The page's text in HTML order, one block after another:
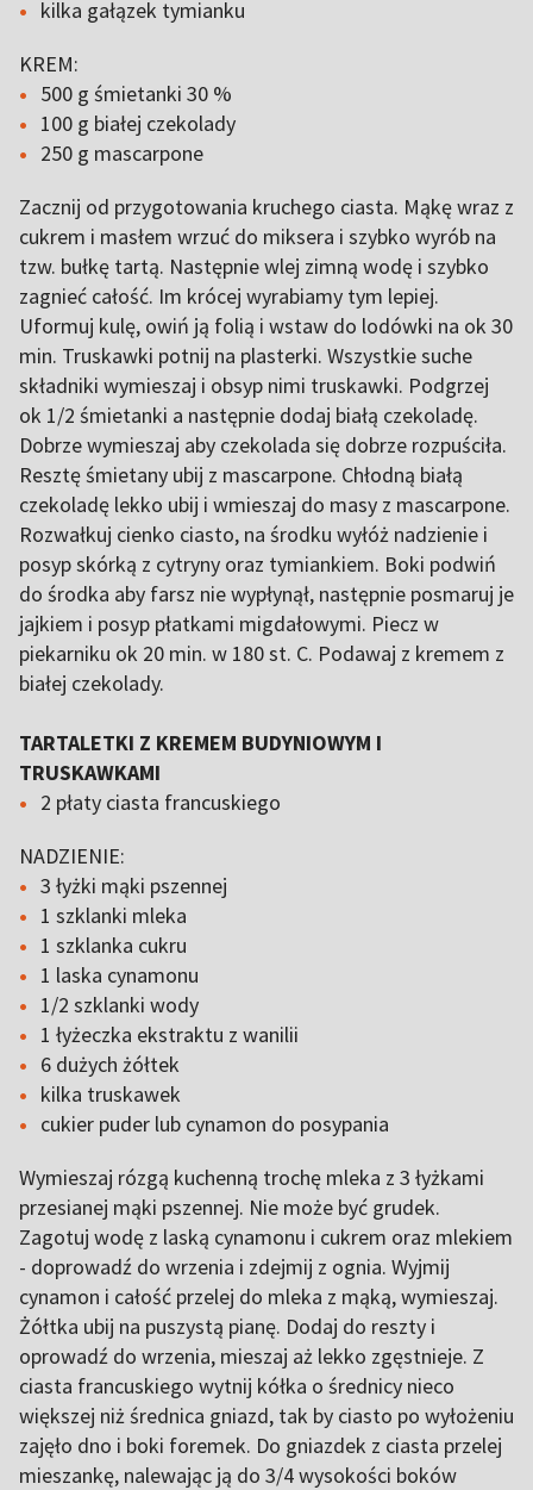
kilka gałązek tymianku
KREM:
500 g śmietanki 30 %
100 g białej czekolady
250 g mascarpone
Zacznij od przygotowania kruchego ciasta. Mąkę wraz z
cukrem i masłem wrzuć do miksera i szybko wyrób na
tzw. bułkę tartą. Następnie wlej zimną wodę i szybko
zagnieć całość. Im krócej wyrabiamy tym lepiej.
Uformuj kulę, owiń ją folią i wstaw do lodówki na ok 30
min. Truskawki potnij na plasterki. Wszystkie suche
składniki wymieszaj i obsyp nimi truskawki. Podgrzej
ok 1/2 śmietanki a następnie dodaj białą czekoladę.
Dobrze wymieszaj aby czekolada się dobrze rozpuściła.
Resztę śmietany ubij z mascarpone. Chłodną białą
czekoladę lekko ubij i wmieszaj do masy z mascarpone.
Rozwałkuj cienko ciasto, na środku wyłóż nadzienie i
posyp skórką z cytryny oraz tymiankiem. Boki podwiń
do środka aby farsz nie wypłynął, następnie posmaruj je
jajkiem i posyp płatkami migdałowymi. Piecz w
piekarniku ok 20 min. w 180 st. C. Podawaj z kremem z
białej czekolady.
TARTALETKI Z KREMEM BUDYNIOWYM I
TRUSKAWKAMI
2 płaty ciasta francuskiego
NADZIENIE:
3 łyżki mąki pszennej
1 szklanki mleka
1 szklanka cukru
1 laska cynamonu
1/2 szklanki wody
1 łyżeczka ekstraktu z wanilii
6 dużych żółtek
kilka truskawek
cukier puder lub cynamon do posypania
Wymieszaj rózgą kuchenną trochę mleka z 3 łyżkami
przesianej mąki pszennej. Nie może być grudek.
Zagotuj wodę z laską cynamonu i cukrem oraz mlekiem
- doprowadź do wrzenia i zdejmij z ognia. Wyjmij
cynamon i całość przelej do mleka z mąką, wymieszaj.
Żółtka ubij na puszystą pianę. Dodaj do reszty i
oprowadź do wrzenia, mieszaj aż lekko zgęstnieje. Z
ciasta francuskiego wytnij kółka o średnicy nieco
większej niż średnica gniazd, tak by ciasto po wyłożeniu
zajęło dno i boki foremek. Do gniazdek z ciasta przelej
mieszankę, nalewając ją do 3/4 wysokości boków